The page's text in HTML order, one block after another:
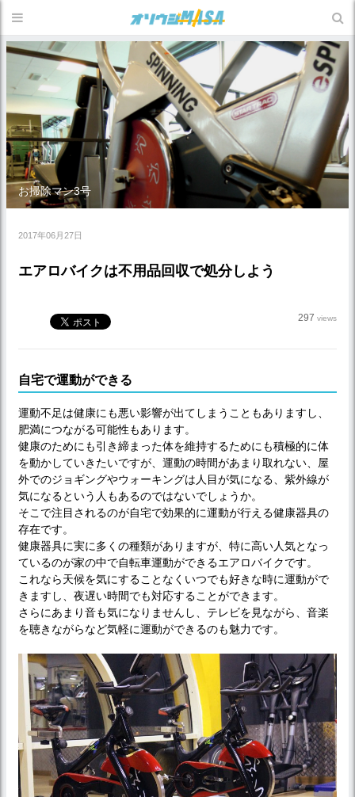
お掃除マン3号
2017年06月27日
エアロバイクは不用品回収で処分しよう
297 views
自宅で運動ができる
運動不足は健康にも悪い影響が出てしまうこともありますし、
肥満につながる可能性もあります。
健康のためにも引き締まった体を維持するためにも積極的に体
を動かしていきたいですが、運動の時間があまり取れない、屋
外でのジョギングやウォーキングは人目が気になる、紫外線が
気になるという人もあるのではないでしょうか。
そこで注目されるのが自宅で効果的に運動が行える健康器具の
存在です。
健康器具に実に多くの種類がありますが、特に高い人気となっ
ているのが家の中で自転車運動ができるエアロバイクです。
これなら天候を気にすることなくいつでも好きな時に運動がで
きますし、夜遅い時間でも対応することができます。
さらにあまり音も気になりませんし、テレビを見ながら、音楽
を聴きながらなど気軽に運動ができるのも魅力です。